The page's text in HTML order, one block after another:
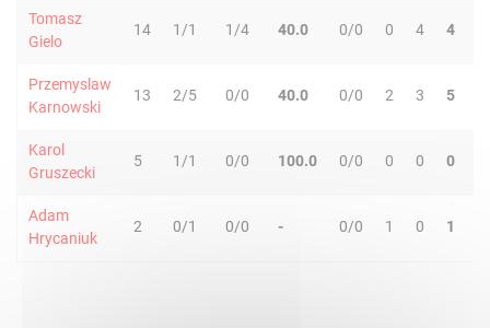
Tomasz
Gielo
14 1/1 1/4 40.0 0/0 0 4 4
Przemyslaw
Karnowski
13 2/5 0/0 40.0 0/0 2 3 5
Karol
Gruszecki
5 1/1 0/0 100.0 0/0 0 0 0
Adam
Hrycaniuk
2 0/1 0/0 - 0/0 1 0 1